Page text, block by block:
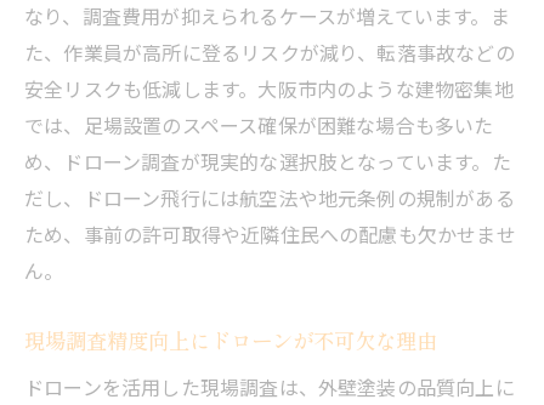
なり、調査費用が抑えられるケースが増えています。ま
た、作業員が高所に登るリスクが減り、転落事故などの
安全リスクも低減します。大阪市内のような建物密集地
では、足場設置のスペース確保が困難な場合も多いた
め、ドローン調査が現実的な選択肢となっています。た
だし、ドローン飛行には航空法や地元条例の規制がある
ため、事前の許可取得や近隣住民への配慮も欠かせませ
ん。
現場調査精度向上にドローンが不可欠な理由
ドローンを活用した現場調査は、外壁塗装の品質向上に